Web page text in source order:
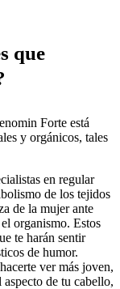
que
Forte está
y orgánicos, tales
en regular
de los tejidos
de la mujer ante
organismo. Estos
te harán sentir
de humor.
ver más joven,
de tu cabello,